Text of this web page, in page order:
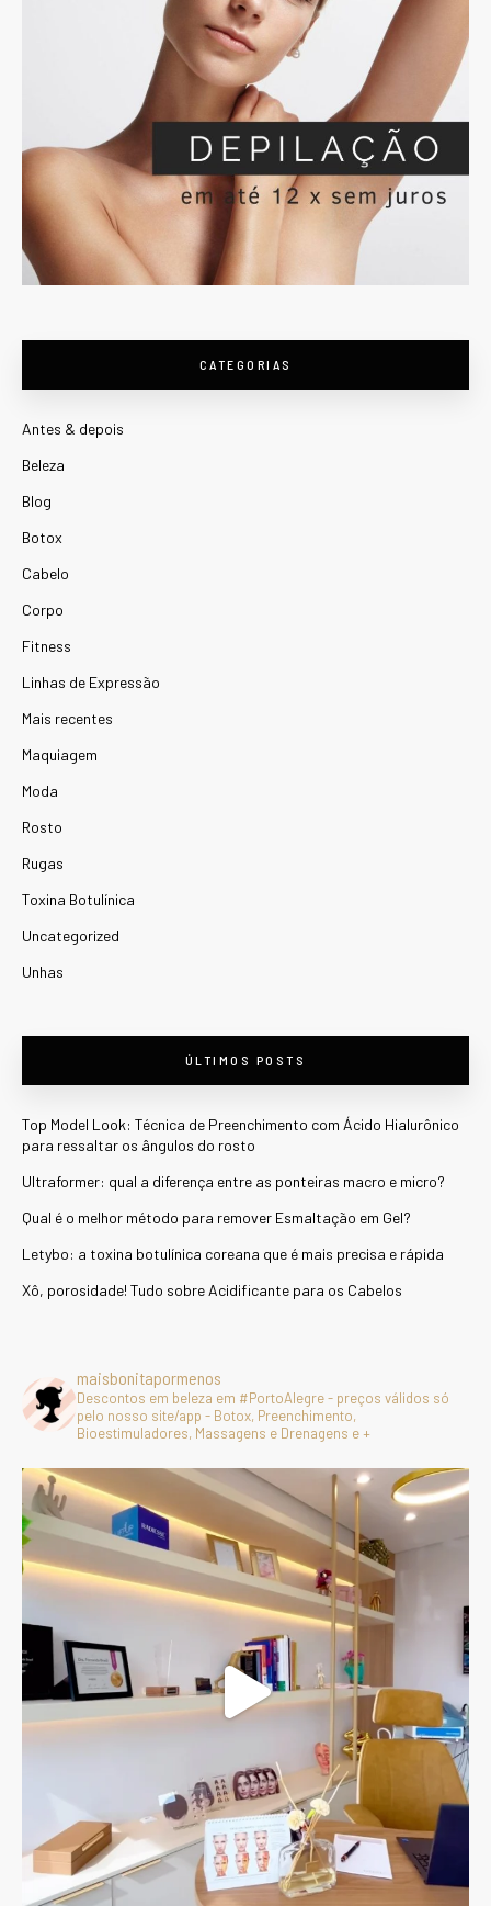
CATEGORIAS
Antes & depois
Beleza
Blog
Botox
Cabelo
Corpo
Fitness
Linhas de Expressão
Mais recentes
Maquiagem
Moda
Rosto
Rugas
Toxina Botulínica
Uncategorized
Unhas
ÚLTIMOS POSTS
Top Model Look: Técnica de Preenchimento com Ácido Hialurônico
para ressaltar os ângulos do rosto
Ultraformer: qual a diferença entre as ponteiras macro e micro?
Qual é o melhor método para remover Esmaltação em Gel?
Letybo: a toxina botulínica coreana que é mais precisa e rápida
Xô, porosidade! Tudo sobre Acidificante para os Cabelos
maisbonitapormenos
Descontos em beleza em #PortoAlegre - preços válidos só
pelo nosso site/app - Botox, Preenchimento,
Bioestimuladores, Massagens e Drenagens e +